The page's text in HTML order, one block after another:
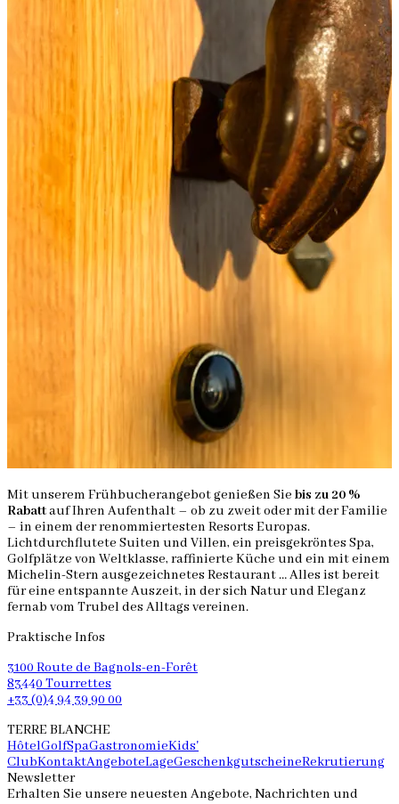
Mit unserem Frühbucherangebot genießen Sie bis zu 20 %
Rabattauf Ihren Aufenthalt – ob zu zweit oder mit der Familie
– in einem der renommiertesten Resorts Europas.
Lichtdurchflutete Suiten und Villen, ein preisgekröntes Spa,
Golfplätze von Weltklasse, raffinierte Küche und ein mit einem
Michelin-Stern ausgezeichnetes Restaurant … Alles ist bereit
für eine entspannte Auszeit, in der sich Natur und Eleganz
fernab vom Trubel des Alltags vereinen.
Praktische Infos
3100 Route de Bagnols-en-Forêt
83440 Tourrettes
+33 (0)4 94 39 90 00
TERRE BLANCHE
HôtelGolfSpaGastronomieKids'
ClubKontaktAngeboteLageGeschenkgutscheineRekrutierung
Newsletter
Erhalten Sie unsere neuesten Angebote, Nachrichten und